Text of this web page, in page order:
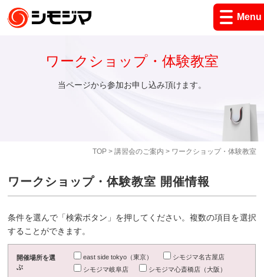
Menu
TOP> 講習会のご案内 > ワークショップ・体験教室
ワークショップ・体験教室
当ページから参加お申し込み頂けます。
ワークショップ・体験教室 開催情報
条件を選んで「検索ボタン」を押してください。複数の項目を選択
することができます。
開催場所を選
ぶ
east side tokyo（東京）
シモジマ名古屋店
シモジマ岐阜店
シモジマ心斎橋店（大阪）